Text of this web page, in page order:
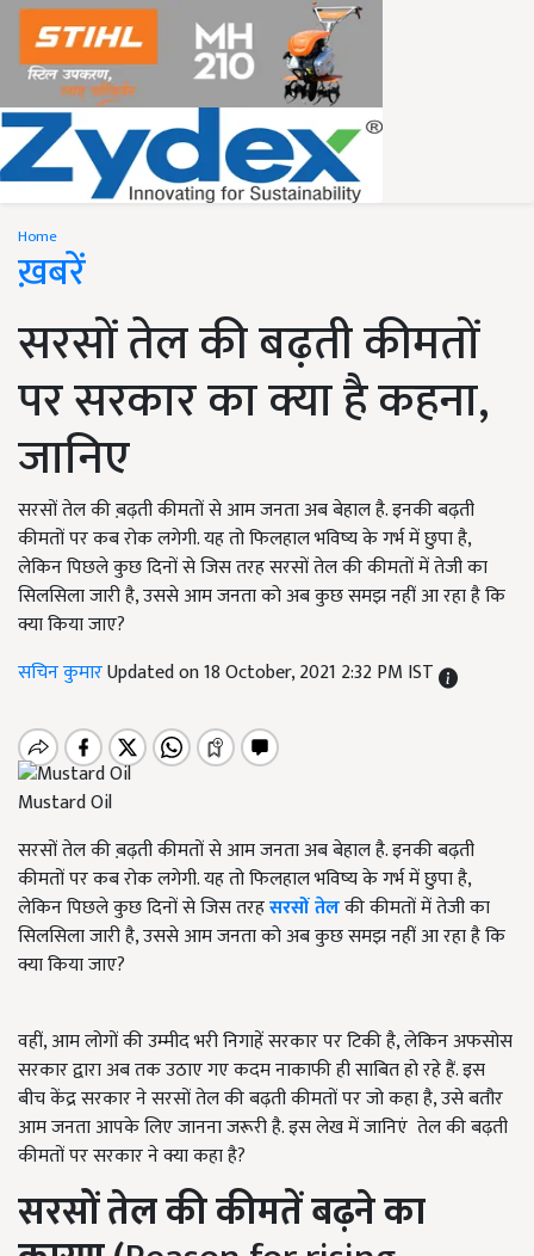
Home
ख़बरें
सरसों तेल की बढ़ती कीमतों
पर सरकार का क्या है कहना,
जानिए
सरसों तेल की ब़ढ़ती कीमतों से आम जनता अब बेहाल है. इनकी बढ़ती
कीमतों पर कब रोक लगेगी. यह तो फिलहाल भविष्य के गर्भ में छुपा है,
लेकिन पिछले कुछ दिनों से जिस तरह सरसों तेल की कीमतों में तेजी का
सिलसिला जारी है, उससे आम जनता को अब कुछ समझ नहीं आ रहा है कि
क्या किया जाए?
सचिन कुमारUpdated on 18 October, 2021 2:32 PM IST
Mustard Oil
सरसों तेल की ब़ढ़ती कीमतों से आम जनता अब बेहाल है. इनकी बढ़ती
कीमतों पर कब रोक लगेगी. यह तो फिलहाल भविष्य के गर्भ में छुपा है,
लेकिन पिछले कुछ दिनों से जिस तरहसरसों तेलकी कीमतों में तेजी का
सिलसिला जारी है, उससे आम जनता को अब कुछ समझ नहीं आ रहा है कि
क्या किया जाए?
वहीं, आम लोगों की उम्मीद भरी निगाहें सरकार पर टिकी है, लेकिन अफसोस
सरकार द्वारा अब तक उठाए गए कदम नाकाफी ही साबित हो रहे हैं. इस
बीच केंद्र सरकार ने सरसों तेल की बढ़ती कीमतों पर जो कहा है, उसे बतौर
आम जनता आपके लिए जानना जरूरी है. इस लेख में जानिएं तेल की बढ़ती
कीमतों पर सरकार ने क्या कहा है?
सरसों तेल की कीमतें बढ़ने का